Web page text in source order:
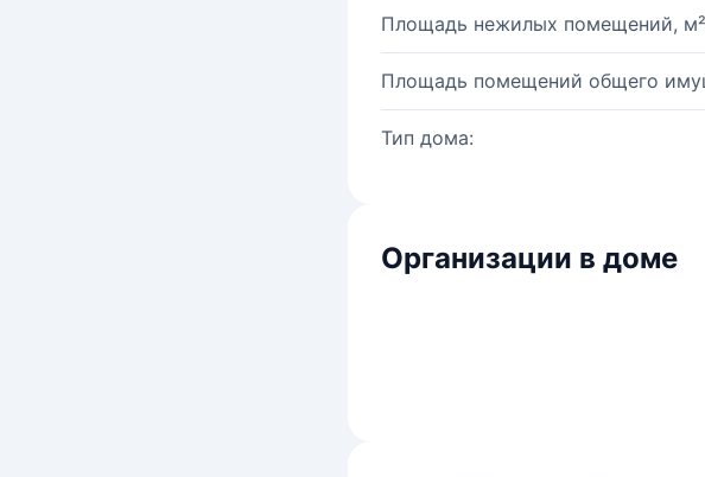
Площадь нежилых помещений,
Площадь помещений общего
Тип дома:
Организации в доме